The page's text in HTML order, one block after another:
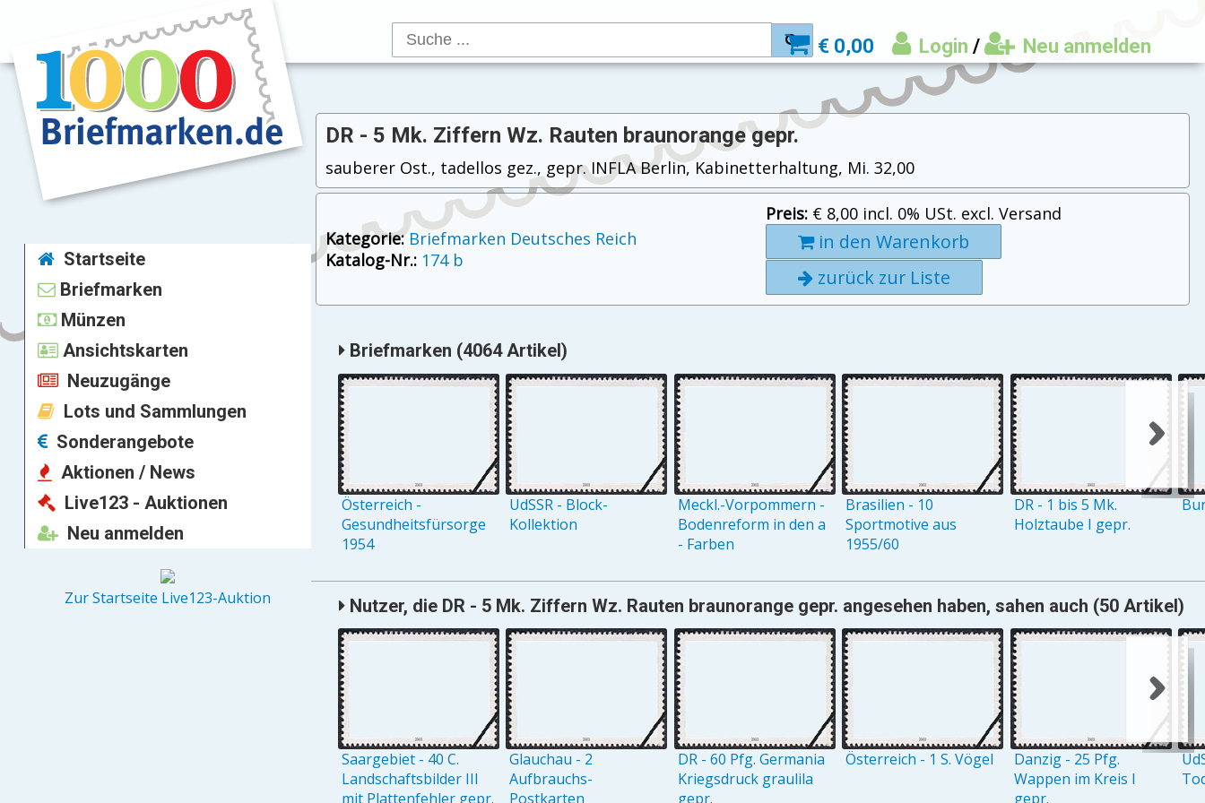
€ 0,00 Login / Neu anmelden
Startseite
Briefmarken
Münzen
Ansichtskarten
Neuzugänge
Lots und Sammlungen
Sonderangebote
Aktionen / News
Live123 - Auktionen
Neu anmelden
Zur Startseite Live123-Auktion
DR - 5 Mk. Ziffern Wz. Rauten braunorange gepr.
sauberer Ost., tadellos gez., gepr. INFLA Berlin, Kabinetterhaltung, Mi. 32,00
Kategorie: Briefmarken Deutsches Reich
Katalog-Nr.: 174 b
Preis: € 8,00 incl. 0% USt. excl. Versand
in den Warenkorb
zurück zur Liste
Briefmarken (4064 Artikel)
Österreich -
Gesundheitsfürsorge
1954
UdSSR - Block-
Kollektion
Meckl.-Vorpommern -
Bodenreform in den a
- Farben
Brasilien - 10
Sportmotive aus
1955/60
DR - 1 bis 5 Mk.
Holztaube I gepr.
Nutzer, die DR - 5 Mk. Ziffern Wz. Rauten braunorange gepr. angesehen haben, sahen auch (50 Artikel)
Saargebiet - 40 C.
Landschaftsbilder III
mit Plattenfehler gepr.
Glauchau - 2
Aufbrauchs-
Postkarten
DR - 60 Pfg. Germania
Kriegsdruck graulila
gepr.
Österreich - 1 S. Vögel
Danzig - 25 Pfg.
Wappen im Kreis I
gepr.